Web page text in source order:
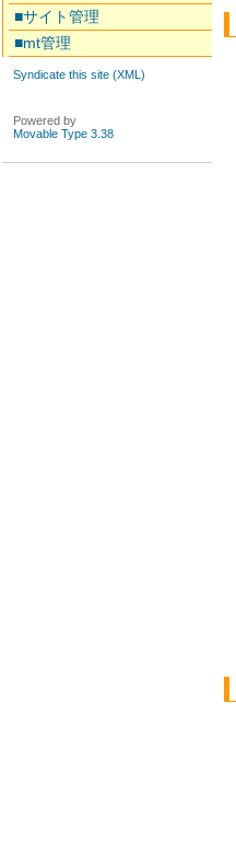
■サイト管理
■mt管理
Syndicate this site (XML)
Powered by
Movable Type 3.38